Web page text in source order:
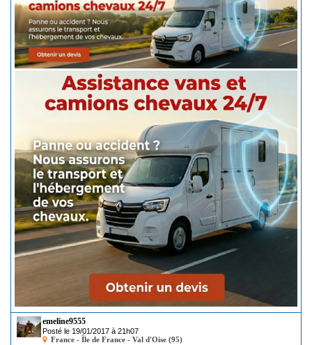
emeline9555
Posté le 19/01/2017 à 21h07
France - Île de France - Val d'Oise (95)